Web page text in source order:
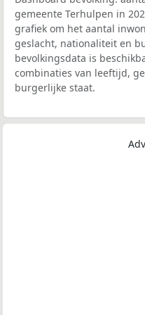
gemeente Terhulpen in
grafiek om het aantal
geslacht, nationaliteit en
bevolkingsdata is
combinaties van leeftijd,
burgerlijke staat.